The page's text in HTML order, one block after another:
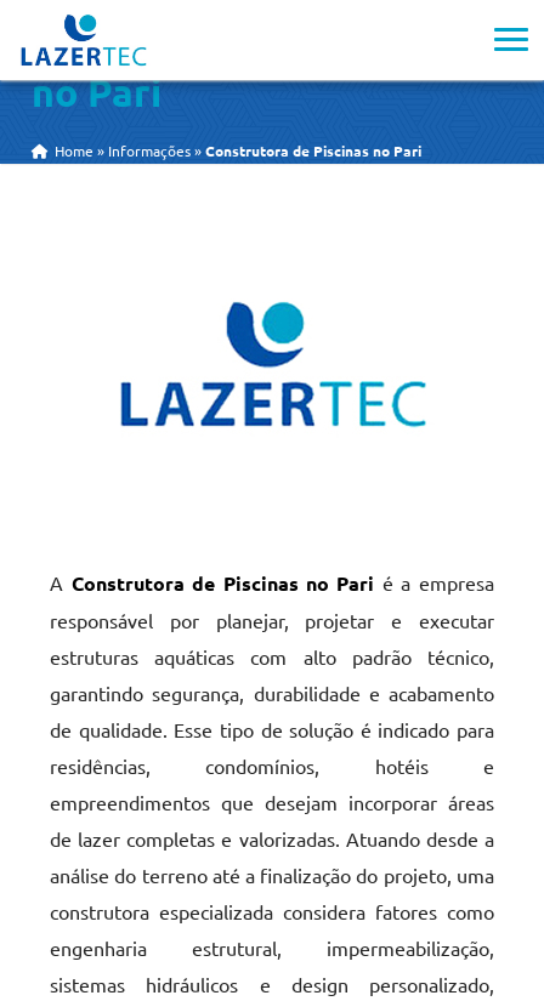
Construtora de Piscinas
no Pari
Home » Informações »Construtora de Piscinas no Pari
A Construtora de Piscinas no Pari é a empresa
responsável por planejar, projetar e executar
estruturas aquáticas com alto padrão técnico,
garantindo segurança, durabilidade e acabamento
de qualidade. Esse tipo de solução é indicado para
residências, condomínios, hotéis e
empreendimentos que desejam incorporar áreas
de lazer completas e valorizadas. Atuando desde a
análise do terreno até a finalização do projeto, uma
construtora especializada considera fatores como
engenharia estrutural, impermeabilização,
sistemas hidráulicos e design personalizado,